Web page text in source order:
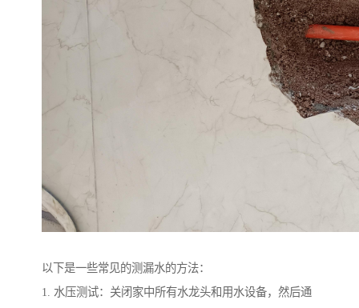
以下是一些常见的测漏水的方法：
1. 水压测试：关闭家中所有水龙头和用水设备，然后通